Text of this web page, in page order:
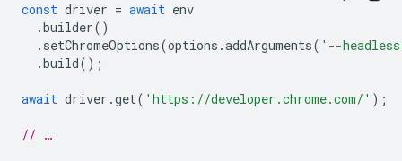
const driver = await env
.builder()
. setChromeOptions(options .addArguments( '--
.build();
await driver .get( 'https://developer.chrome.com/' );
// …